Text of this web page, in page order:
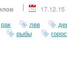
17.12.15
рак лев
рыбы